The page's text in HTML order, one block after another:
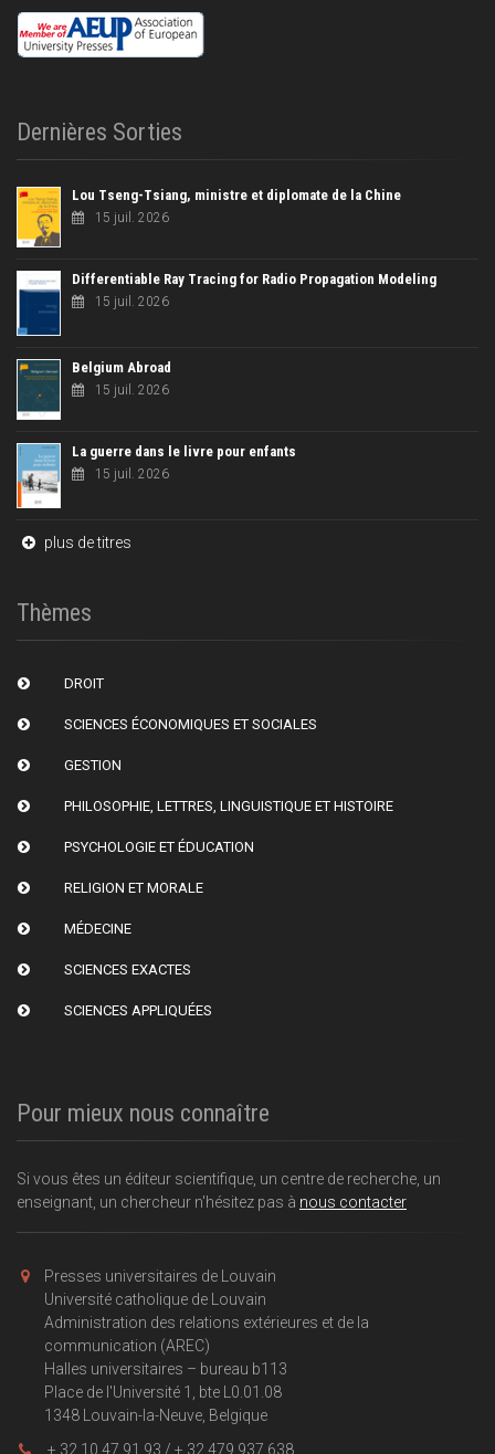
Dernières Sorties
Lou Tseng-Tsiang, ministre et diplomate de la Chine
15 juil. 2026
Differentiable Ray Tracing for Radio Propagation Modeling
15 juil. 2026
Belgium Abroad
15 juil. 2026
La guerre dans le livre pour enfants
15 juil. 2026
plus de titres
Thèmes
DROIT
SCIENCES ÉCONOMIQUES ET SOCIALES
GESTION
PHILOSOPHIE, LETTRES, LINGUISTIQUE ET HISTOIRE
PSYCHOLOGIE ET ÉDUCATION
RELIGION ET MORALE
MÉDECINE
SCIENCES EXACTES
SCIENCES APPLIQUÉES
Pour mieux nous connaître
Si vous êtes un éditeur scientifique, un centre de recherche, un
enseignant, un chercheur n'hésitez pas à nous contacter
Presses universitaires de Louvain
Université catholique de Louvain
Administration des relations extérieures et de la
communication (AREC)
Halles universitaires – bureau b113
Place de l'Université 1, bte L0.01.08
1348 Louvain-la-Neuve, Belgique
+ 32 10 47 91 93 / + 32 479 937 638